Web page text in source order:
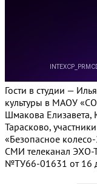
Гости в студии —
культуры в МАОУ
Шмакова
Тарасково,
«Безопасное
СМИ телеканал ЭХО-
№ТУ66-01631 от 16